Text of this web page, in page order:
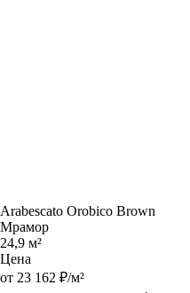
Arabescato Orobico Brown
Мрамор
24,9 м²
Цена
от 23 162 ₽/м²